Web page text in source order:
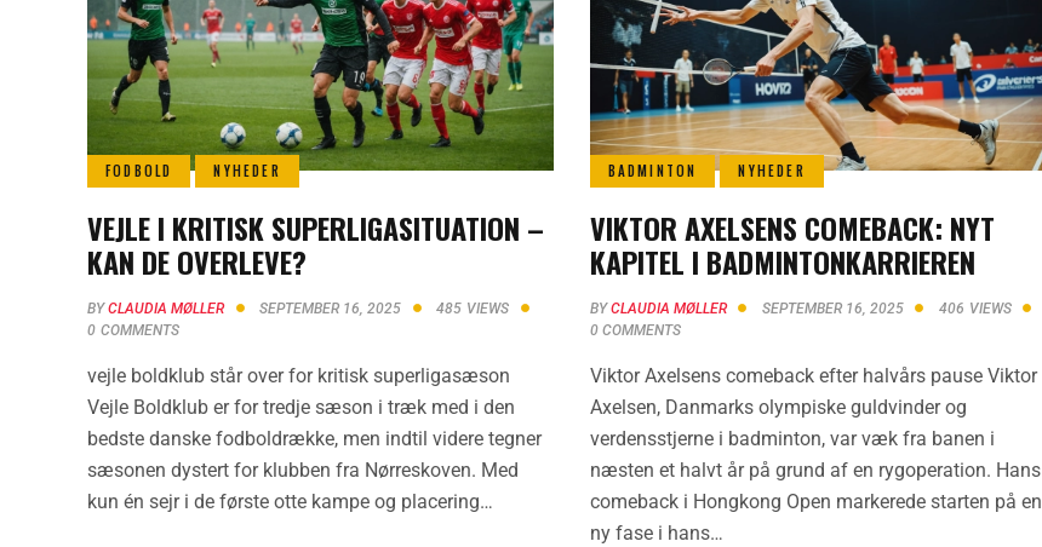
FODBOLD NYHEDER
VEJLE I KRITISK SUPERLIGASITUATION –
KAN DE OVERLEVE?
BYCLAUDIA MØLLER SEPTEMBER 16, 2025 485 VIEWS
0 COMMENTS
vejle boldklub står over for kritisk superligasæson
Vejle Boldklub er for tredje sæson i træk med i den
bedste danske fodboldrække, men indtil videre tegner
sæsonen dystert for klubben fra Nørreskoven. Med
kun én sejr i de første otte kampe og placering…
BADMINTON NYHEDER
VIKTOR AXELSENS COMEBACK: NYT
KAPITEL I BADMINTONKARRIEREN
BYCLAUDIA MØLLER SEPTEMBER 16, 2025 406 VIEWS
0 COMMENTS
Viktor Axelsens comeback efter halvårs pause Viktor
Axelsen, Danmarks olympiske guldvinder og
verdensstjerne i badminton, var væk fra banen i
næsten et halvt år på grund af en rygoperation. Hans
comeback i Hongkong Open markerede starten på en
ny fase i hans…